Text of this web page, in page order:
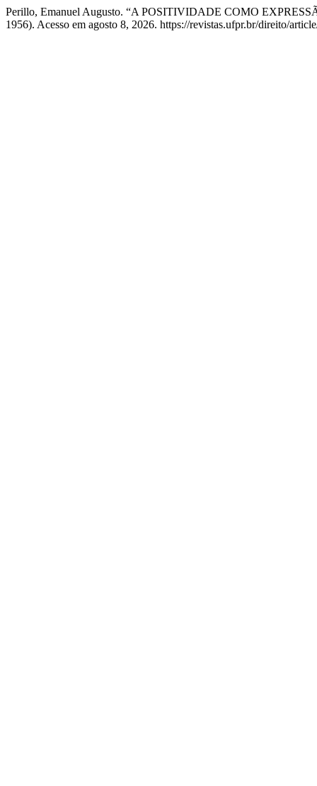
Perillo, Emanuel Augusto. “A POSITIVIDADE COMO
1956). Acesso em agosto 8, 2026. https://revistas.ufpr.br/direito/